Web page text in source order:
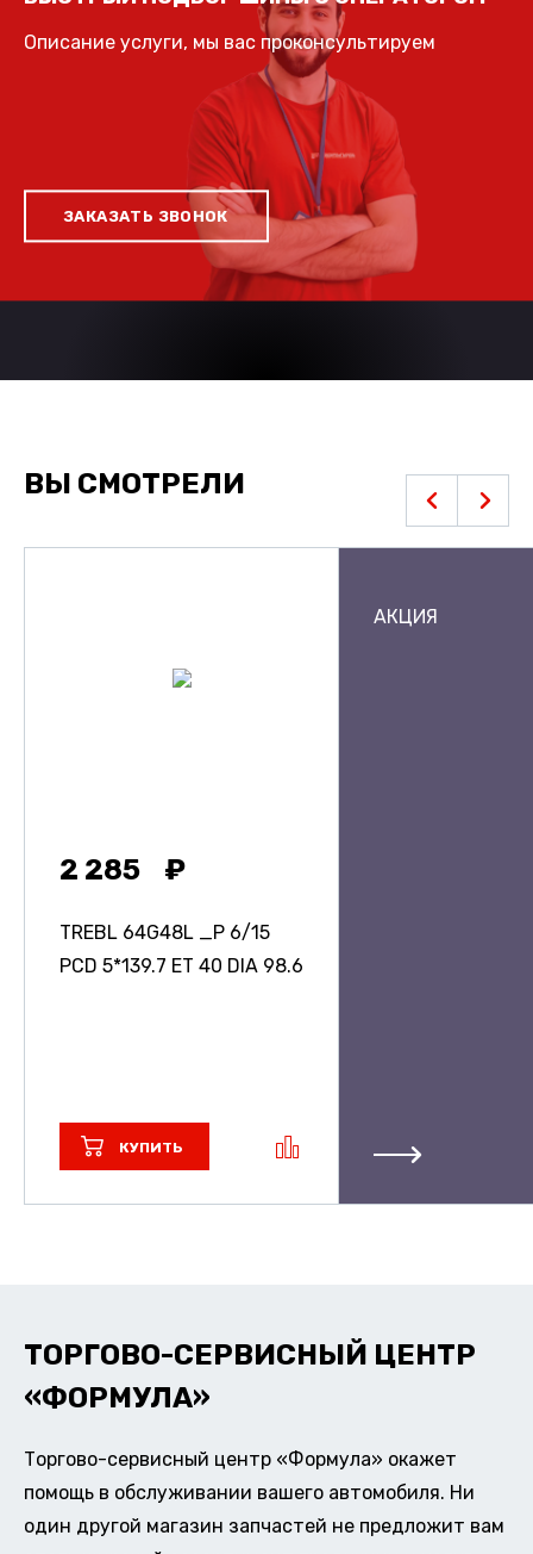
Описание услуги, мы вас проконсультируем
ЗАКАЗАТЬ ЗВОНОК
ВЫ СМОТРЕЛИ
2 285
TREBL 64G48L _P 6/15
PCD 5*139.7 ET 40 DIA 98.6
КУПИТЬ
АКЦИЯ
ТОРГОВО-СЕРВИСНЫЙ ЦЕНТР
«ФОРМУЛА»
Торгово-сервисный центр «Формула» окажет
помощь в обслуживании вашего автомобиля. Ни
один другой магазин запчастей не предложит вам